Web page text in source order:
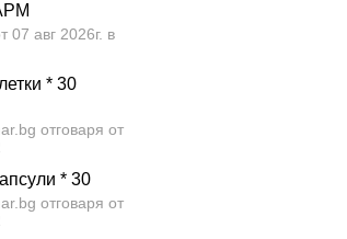
07 авг 2026г. в
* 30
отговаря от
* 30
отговаря от